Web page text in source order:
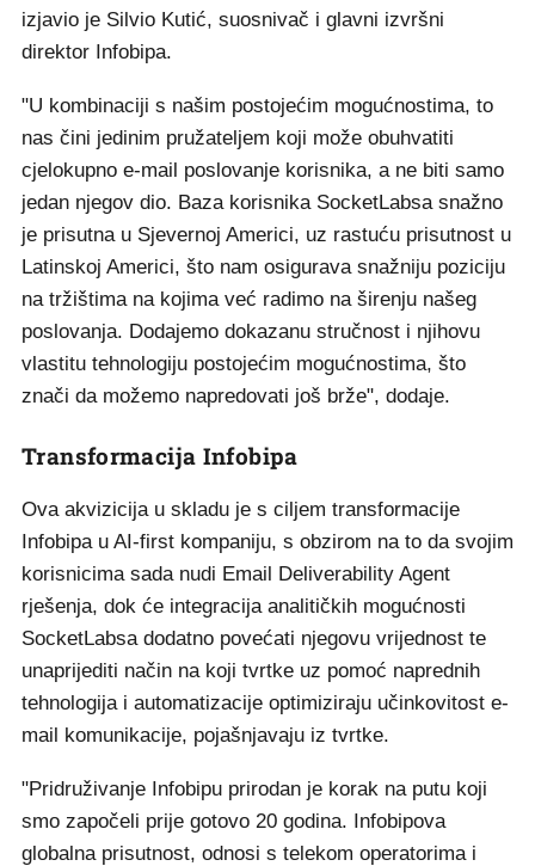
izjavio je Silvio Kutić, suosnivač i glavni izvršni
direktor Infobipa.
"U kombinaciji s našim postojećim mogućnostima, to
nas čini jedinim pružateljem koji može obuhvatiti
cjelokupno e-mail poslovanje korisnika, a ne biti samo
jedan njegov dio. Baza korisnika SocketLabsa snažno
je prisutna u Sjevernoj Americi, uz rastuću prisutnost u
Latinskoj Americi, što nam osigurava snažniju poziciju
na tržištima na kojima već radimo na širenju našeg
poslovanja. Dodajemo dokazanu stručnost i njihovu
vlastitu tehnologiju postojećim mogućnostima, što
znači da možemo napredovati još brže", dodaje.
Transformacija Infobipa
Ova akvizicija u skladu je s ciljem transformacije
Infobipa u AI-first kompaniju, s obzirom na to da svojim
korisnicima sada nudi Email Deliverability Agent
rješenja, dok će integracija analitičkih mogućnosti
SocketLabsa dodatno povećati njegovu vrijednost te
unaprijediti način na koji tvrtke uz pomoć naprednih
tehnologija i automatizacije optimiziraju učinkovitost e-
mail komunikacije, pojašnjavaju iz tvrtke.
"Pridruživanje Infobipu prirodan je korak na putu koji
smo započeli prije gotovo 20 godina. Infobipova
globalna prisutnost, odnosi s telekom operatorima i